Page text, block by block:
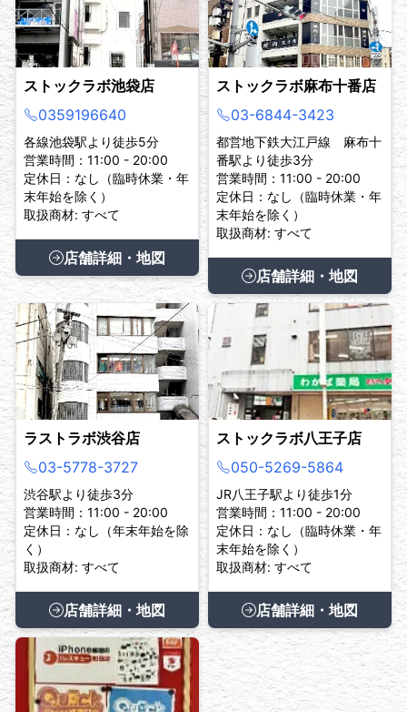
ストックラボ池袋店
0359196640
各線池袋駅より徒歩5分
営業時間：11:00 - 20:00
定休日：なし（臨時休業・年
末年始を除く）
取扱商材: すべて
店舗詳細・地図
ストックラボ麻布十番店
03-6844-3423
都営地下鉄大江戸線 麻布十
番駅より徒歩3分
営業時間：11:00 - 20:00
定休日：なし（臨時休業・年
末年始を除く）
取扱商材: すべて
店舗詳細・地図
ラストラボ渋谷店
03-5778-3727
渋谷駅より徒歩3分
営業時間：11:00 - 20:00
定休日：なし（年末年始を除
く）
取扱商材: すべて
店舗詳細・地図
ストックラボ八王子店
050-5269-5864
JR八王子駅より徒歩1分
営業時間：11:00 - 20:00
定休日：なし（臨時休業・年
末年始を除く）
取扱商材: すべて
店舗詳細・地図